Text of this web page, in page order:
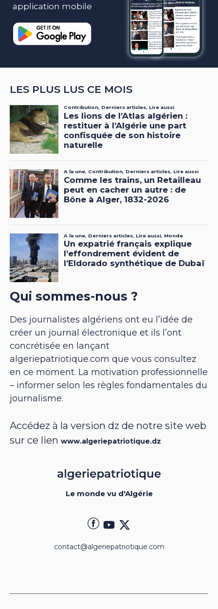
application mobile
LES PLUS LUS CE MOIS
Qui sommes-nous ?
Des journalistes algériens ont eu l’idée de
créer un journal électronique et ils l’ont
concrétisée en lançant
algeriepatriotique.com que vous consultez
en ce moment. La motivation professionnelle
– informer selon les règles fondamentales du
journalisme.
Accédez à la version dz de notre site web
sur ce lien www.algeriepatriotique.dz
Le monde vu d'Algérie
contact@algeriepatriotique.com